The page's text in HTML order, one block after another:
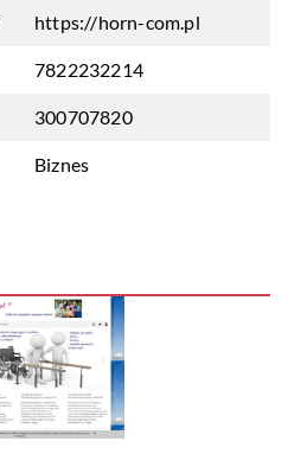
https://horn-com.pl
7822232214
300707820
Biznes